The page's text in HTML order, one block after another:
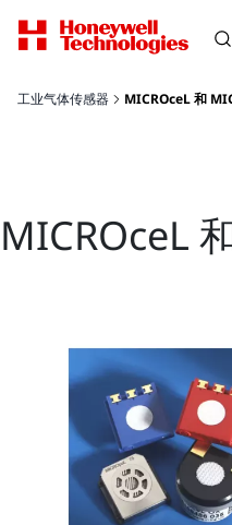
工业气体传感器 MICROceL 和
MICROceL